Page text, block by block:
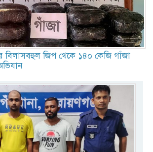
বিলাসবহুল জিপ থেকে ১৪০ কেজি গাঁজা